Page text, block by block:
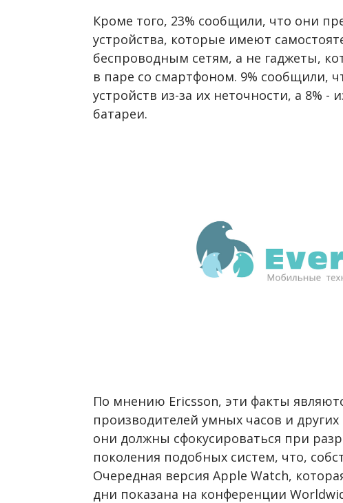
Кроме того, 23% сообщили, что они
устройства, которые имеют
беспроводным сетям, а не гаджеты,
в паре со смартфоном. 9% сообщили,
устройств из-за их неточности, а 8% -
батареи.
По мнению Ericsson, эти факты
производителей умных часов и
они должны сфокусироваться при
поколения подобных систем, что,
Очередная версия Apple Watch,
дни показана на конференции